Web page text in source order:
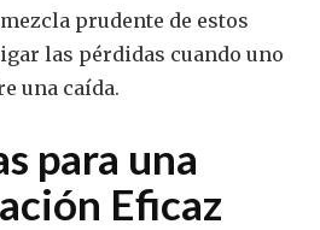
prudente de estos
las pérdidas cuando uno
una caída.
para una
Eficaz